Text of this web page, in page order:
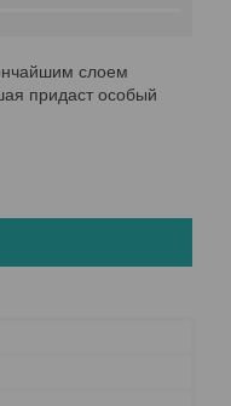
слоем
придаст особый